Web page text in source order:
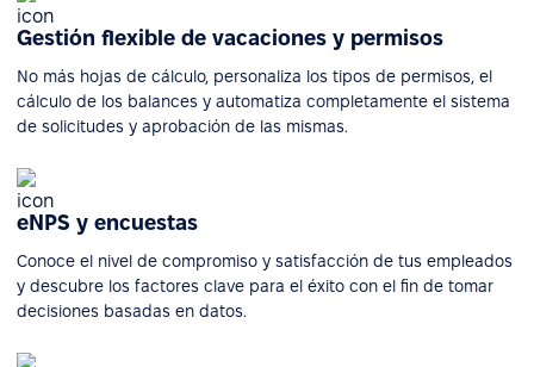
Gestión flexible de vacaciones y permisos
No más hojas de cálculo, personaliza los tipos de permisos, el
cálculo de los balances y automatiza completamente el sistema
de solicitudes y aprobación de las mismas.
eNPS y encuestas
Conoce el nivel de compromiso y satisfacción de tus empleados
y descubre los factores clave para el éxito con el fin de tomar
decisiones basadas en datos.